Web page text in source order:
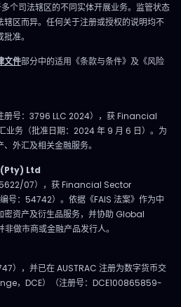
个司法辖区的不同实体开展业务。监管状态
区而异。任何关于注册或授权的说明均不
准。
文件部分中的适用《条款与条件》及《风险
册号：3796 LLC 2024），获 Financial
务（批准日期：2024 年 9 月 6 日）。为
外汇及相关金融服务。
Ltd
07），获 Financial Sector
：54742）。依据《FAIS 法案》作为中
密资产及衍生品服务，并协助 Global
做市商或金融产品发行人。
），并已在 AUSTRAC 注册为数字货币交
，DCE）（注册号：DCE100865859-